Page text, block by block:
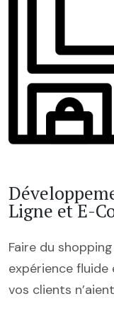
Ligne et E-
Faire du
expérience fluide
vos clients